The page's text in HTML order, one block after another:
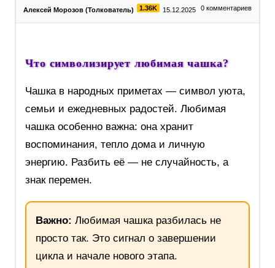
Алексей Морозов (Толкователь) 1.36K 15.12.2025 0 комментариев
Что символизирует любимая чашка?
Чашка в народных приметах — символ уюта,
семьи и ежедневных радостей. Любимая
чашка особенно важна: она хранит
воспоминания, тепло дома и личную
энергию. Разбить её — не случайность, а
знак перемен.
Важно: Любимая чашка разбилась не
просто так. Это сигнал о завершении
цикла и начале нового этапа.